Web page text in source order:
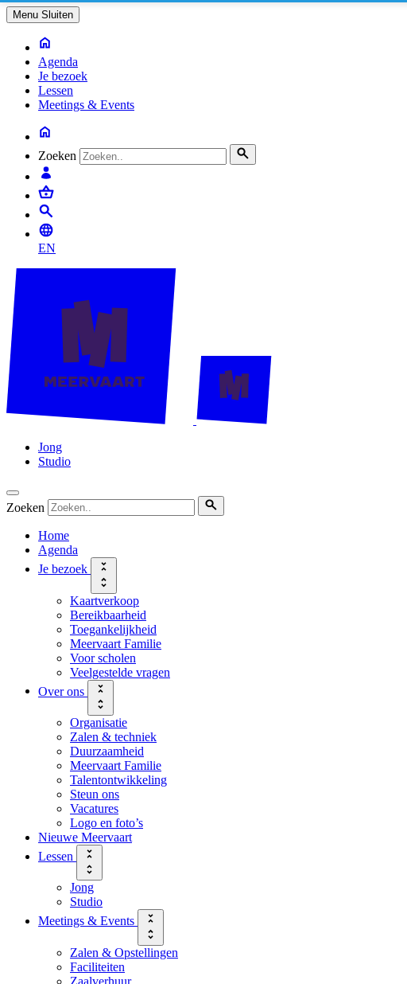
Menu Sluiten
Agenda
Je bezoek
Lessen
Meetings & Events
Zoeken
EN
Jong
Studio
Zoeken
Home
Agenda
Je bezoek
Kaartverkoop
Bereikbaarheid
Toegankelijkheid
Meervaart Familie
Voor scholen
Veelgestelde vragen
Over ons
Organisatie
Zalen & techniek
Duurzaamheid
Meervaart Familie
Talentontwikkeling
Steun ons
Vacatures
Logo en foto’s
Nieuwe Meervaart
Lessen
Jong
Studio
Meetings & Events
Zalen & Opstellingen
Faciliteiten
Zaalverhuur